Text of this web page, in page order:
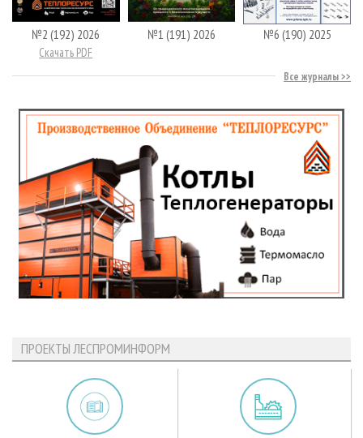
№2 (192) 2026
Скачать PDF
№1 (191) 2026 №6 (190) 2025
Все журналы
ПРОЕКТЫ ЛЕСПРОМИНФОРМ